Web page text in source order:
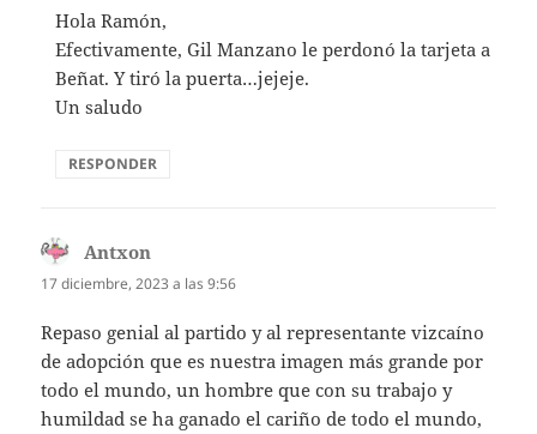
Hola Ramón,
Efectivamente, Gil Manzano le perdonó la tarjeta a
Beñat. Y tiró la puerta…jejeje.
Un saludo
RESPONDER
Antxon
17 diciembre, 2023 a las 9:56
Repaso genial al partido y al representante vizcaíno
de adopción que es nuestra imagen más grande por
todo el mundo, un hombre que con su trabajo y
humildad se ha ganado el cariño de todo el mundo,